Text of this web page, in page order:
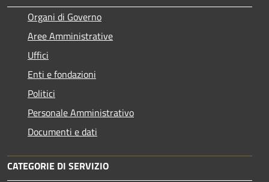
Organi di Governo
Aree Amministrative
Uffici
Enti e fondazioni
Politici
Personale Amministrativo
Documenti e dati
CATEGORIE DI SERVIZIO